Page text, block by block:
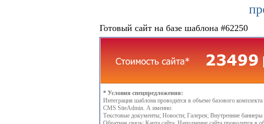
Готовый сайт на базе шаблона #62250
* Условия спецпредложения:
Интеграция шаблона проводится в объеме базового комплекта
CMS SiteAdmin. А именно:
Текстовые документы; Новости; Галерея; Внутренние баннеры